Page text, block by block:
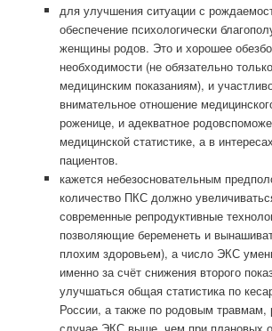
для улучшения ситуации с
обеспечение психологически
женщины родов. Это и хорошее
необходимости (не обязательно
медицинским показаниям), и
внимательное отношение
роженице, и адекватное
медицинской статистике, а в
пациентов.
кажется небезосновательным
количество ПКС должно
современные репродуктивные
позволяющие беременеть и
плохим здоровьем), а число ЭКС
именно за счёт снижения второго
улучшаться общая статистика по
России, а также по родовым травмам,